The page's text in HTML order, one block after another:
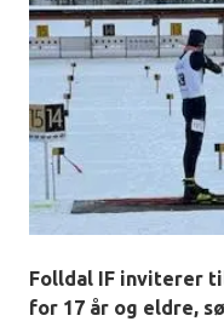
Folldal IF inviterer
for 17 år og eldre,